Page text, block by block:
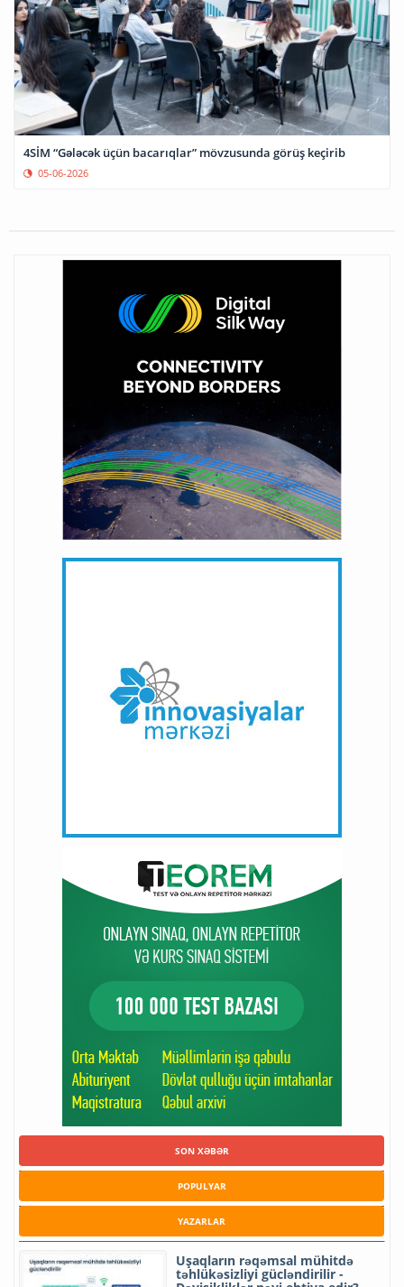
4SİM “Gələcək üçün bacarıqlar” mövzusunda görüş keçirib
05-06-2026
SON XƏBƏR
POPULYAR
YAZARLAR
Uşaqların rəqəmsal mühitdə
təhlükəsizliyi gücləndirilir -